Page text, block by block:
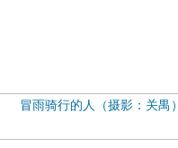
冒雨骑行的人（摄影：关禺）